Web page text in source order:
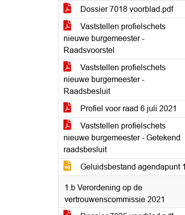
Dossier 7018 voorblad.pdf
Vaststellen profielschets
nieuwe burgemeester -
Raadsvoorstel
Vaststellen profielschets
nieuwe burgemeester -
Raadsbesluit
Profiel voor raad 6 juli 2021
Vaststellen profielschets
nieuwe burgemeester - Getekend
raadsbesluit
Geluidsbestand agendapunt 1
1.b Verordening op de
vertrouwenscommissie 2021